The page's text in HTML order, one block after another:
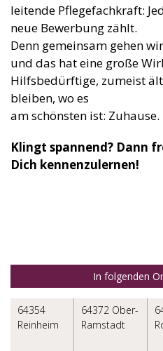
leitende Pflegefachkraft:
neue Bewerbung zählt.
Denn gemeinsam gehen
und das hat eine große
Hilfsbedürftige, zumeist
bleiben, wo es
am schönsten ist: Zuhause.
Klingt spannend? Dann
Dich kennenzulernen!
In folgenden
64354
Reinheim
64372 Ober-
Ramstadt